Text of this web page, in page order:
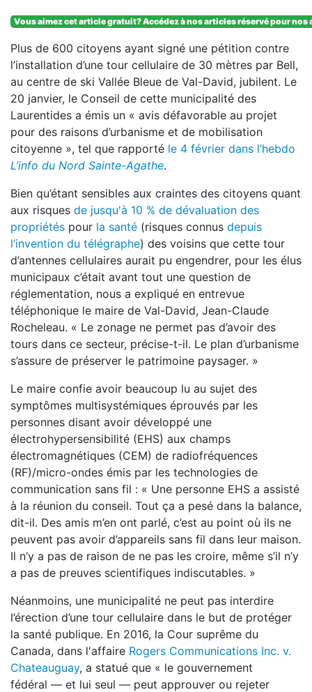
Vous aimez cet article gratuit? Accédez à nos articles réservé pour nos
Plus de 600 citoyens ayant signé une pétition contre
l’installation d’une tour cellulaire de 30 mètres par Bell,
au centre de ski Vallée Bleue de Val-David, jubilent. Le
20 janvier, le Conseil de cette municipalité des
Laurentides a émis un « avis défavorable au projet
pour des raisons d’urbanisme et de mobilisation
citoyenne », tel que rapporté le 4 février dans l’hebdo
L’info du Nord Sainte-Agathe.
Bien qu’étant sensibles aux craintes des citoyens quant
aux risques de jusqu'à 10 % de dévaluation des
propriétés pour la santé (risques connus depuis
l’invention du télégraphe) des voisins que cette tour
d’antennes cellulaires aurait pu engendrer, pour les élus
municipaux c’était avant tout une question de
réglementation, nous a expliqué en entrevue
téléphonique le maire de Val-David, Jean-Claude
Rocheleau. « Le zonage ne permet pas d’avoir des
tours dans ce secteur, précise-t-il. Le plan d’urbanisme
s’assure de préserver le patrimoine paysager. »
Le maire confie avoir beaucoup lu au sujet des
symptômes multisystémiques éprouvés par les
personnes disant avoir développé une
électrohypersensibilité (EHS) aux champs
électromagnétiques (CEM) de radiofréquences
(RF)/micro-ondes émis par les technologies de
communication sans fil : « Une personne EHS a assisté
à la réunion du conseil. Tout ça a pesé dans la balance,
dit-il. Des amis m’en ont parlé, c’est au point où ils ne
peuvent pas avoir d’appareils sans fil dans leur maison.
Il n’y a pas de raison de ne pas les croire, même s’il n’y
a pas de preuves scientifiques indiscutables. »
Néanmoins, une municipalité ne peut pas interdire
l’érection d’une tour cellulaire dans le but de protéger
la santé publique. En 2016, la Cour suprême du
Canada, dans l'affaire Rogers Communications Inc. v.
Chateauguay, a statué que « le gouvernement
fédéral — et lui seul — peut approuver ou rejeter